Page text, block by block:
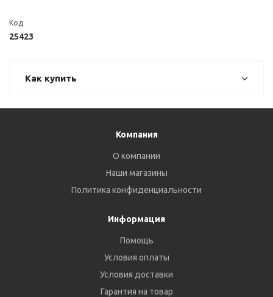
Код
25423
Как купить
Компания
О компании
Наши магазины
Политика конфиденциальности
Информация
Помощь
Условия оплаты
Условия доставки
Гарантия на товар